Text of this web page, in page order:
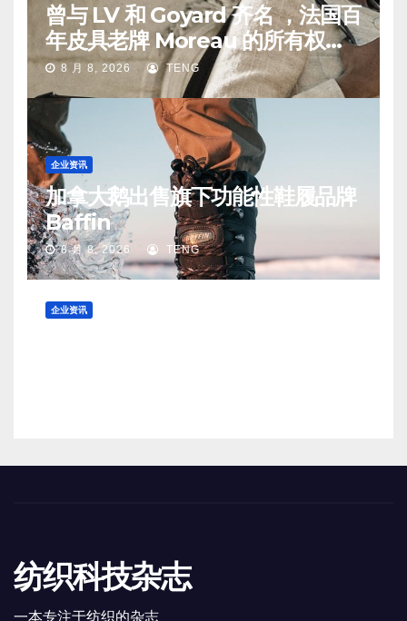
曾与 LV 和 Goyard 齐名 ，法国百
年皮具老牌 Moreau 的所有权易
手8 月 8, 2026 TENG
企业资讯
加拿大鹅出售旗下功能性鞋履品牌
Baffin
8 月 8, 2026 TENG
企业资讯
纺织科技杂志
一本专注于纺织的杂志